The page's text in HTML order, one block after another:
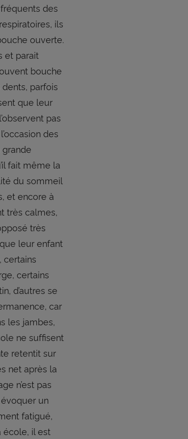
des
ils
ouverte.
et parait
bouche
parfois
que leur
pas
des
fait même la
du sommeil
et encore à
très calmes,
très
leur enfant
certains
certains
d’autres se
car
les jambes,
ne suffisent
retentit sur
net après la
n’est pas
un
fatigué,
école, il est